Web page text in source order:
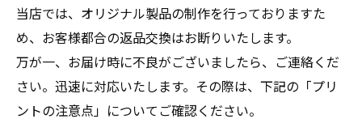
当店では、オリジナル製品の制作を行っておりますた
め、お客様都合の返品交換はお断りいたします。
万が一、お届け時に不良がございましたら、ご連絡くだ
さい。迅速に対応いたします。その際は、下記の「プリ
ントの注意点」についてご確認ください。